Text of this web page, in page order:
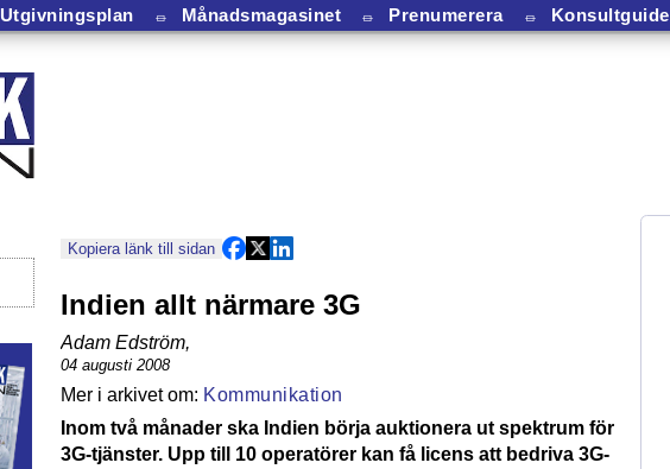
Utgivningsplan ⏛ Månadsmagasinet ⏛ Prenumerera ⏛ Konsultguide
Kopiera länk till sidan
Indien allt närmare 3G
Adam Edström,
04 augusti 2008
Kommunikation
Inom två månader ska Indien börja auktionera ut spektrum för
3G-tjänster. Upp till 10 operatörer kan få licens att bedriva 3G-